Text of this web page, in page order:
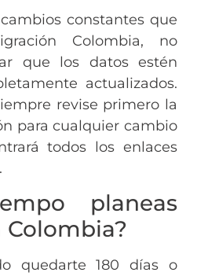
constantes que
Colombia, no
que los datos estén
actualizados.
revise primero la
para cualquier cambio
todos los enlaces
planeas
quedarte 180 días o